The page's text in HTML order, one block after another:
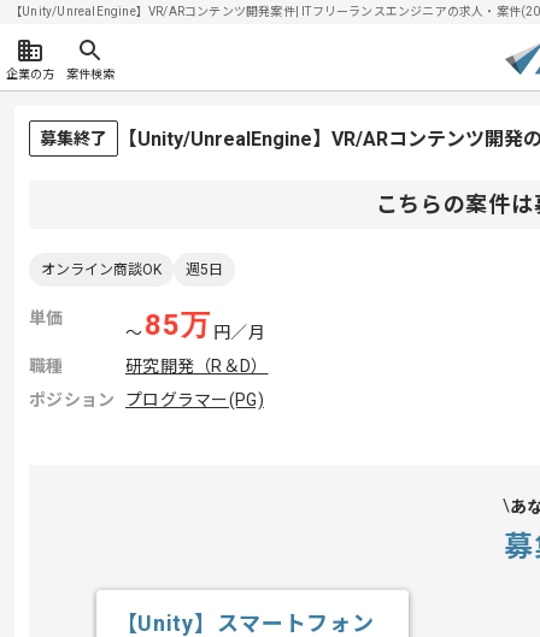
【Unity/UnrealEngine】VR/ARコンテンツ開発案件| ITフリーランスエンジニアの求人・案件
企業の方 案件検索
募集終了 【Unity/UnrealEngine】VR/ARコンテンツ開発
こちらの案件
オンライン商談OK 週5日
単価
〜85万 円／月
職種
研究開発（R＆D）
ポジション
プログラマー(PG)
あ
【Unity】スマートフォン